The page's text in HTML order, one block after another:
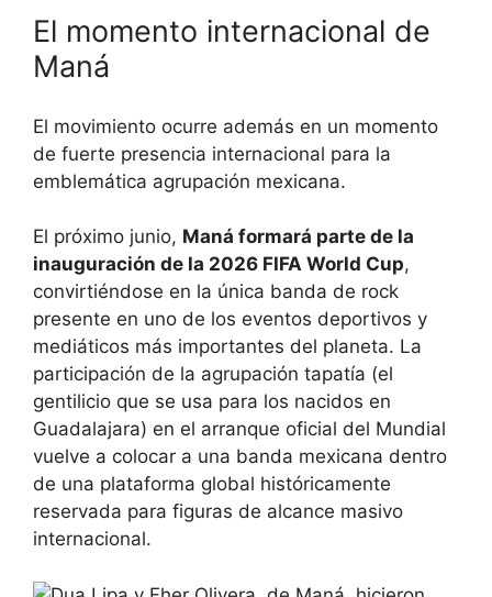
El momento internacional de
Maná
El movimiento ocurre además en un momento
de fuerte presencia internacional para la
emblemática agrupación mexicana.
El próximo junio, Maná formará parte de la
inauguración de la 2026 FIFA World Cup,
convirtiéndose en la única banda de rock
presente en uno de los eventos deportivos y
mediáticos más importantes del planeta. La
participación de la agrupación tapatía (el
gentilicio que se usa para los nacidos en
Guadalajara) en el arranque oficial del Mundial
vuelve a colocar a una banda mexicana dentro
de una plataforma global históricamente
reservada para figuras de alcance masivo
internacional.